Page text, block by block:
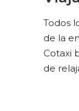
Todos
de la
Cotaxi
de